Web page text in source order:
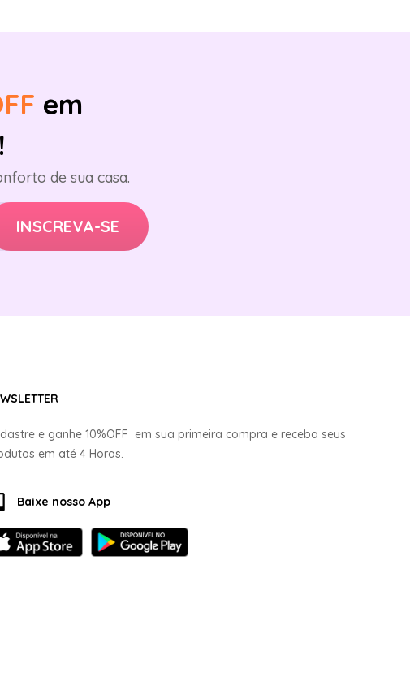
em
de sua casa.
e ganhe 10%OFF em sua primeira compra e receba seus
em até 4 Horas.
Baixe nosso App